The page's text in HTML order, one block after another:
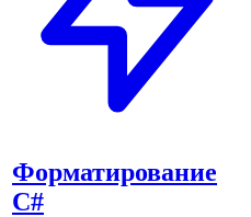
Форматирование
C#